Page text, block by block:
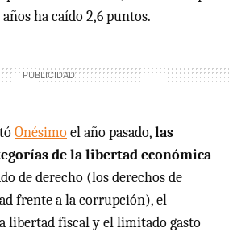
ha caído 2,6 puntos.
Onésimoel año pasado,las
de la libertad económica
de derecho (los derechos de
frente a la corrupción), el
libertad fiscal y el limitado gasto